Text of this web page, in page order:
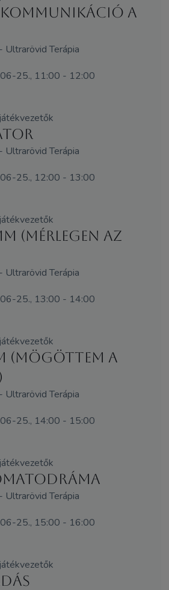
a
Ultrarövid Terápia
25., 11:00 - 12:00
Ultrarövid Terápia
25., 12:00 - 13:00
(mérlegen az
Ultrarövid Terápia
25., 13:00 - 14:00
(mögöttem a
Ultrarövid Terápia
25., 14:00 - 15:00
Ultrarövid Terápia
25., 15:00 - 16:00